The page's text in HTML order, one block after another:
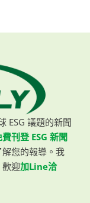
ESG 議題的新聞
費刊登 ESG 新聞
解您的報導。我
迎加Line洽